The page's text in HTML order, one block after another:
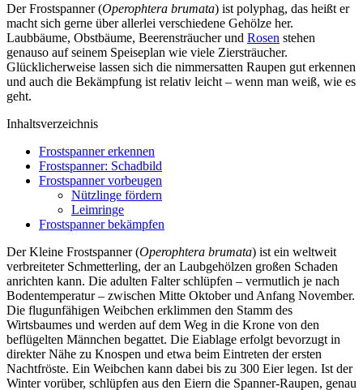
Der Frostspanner (Operophtera brumata) ist polyphag, das heißt er
macht sich gerne über allerlei verschiedene Gehölze her.
Laubbäume, Obstbäume, Beerensträucher und Rosen stehen
genauso auf seinem Speiseplan wie viele Ziersträucher.
Glücklicherweise lassen sich die nimmersatten Raupen gut erkennen
und auch die Bekämpfung ist relativ leicht – wenn man weiß, wie es
geht.
Inhaltsverzeichnis
Frostspanner erkennen
Frostspanner: Schadbild
Frostspanner vorbeugen
Nützlinge fördern
Leimringe
Frostspanner bekämpfen
Der Kleine Frostspanner (Operophtera brumata) ist ein weltweit
verbreiteter Schmetterling, der an Laubgehölzen großen Schaden
anrichten kann. Die adulten Falter schlüpfen – vermutlich je nach
Bodentemperatur – zwischen Mitte Oktober und Anfang November.
Die flugunfähigen Weibchen erklimmen den Stamm des
Wirtsbaumes und werden auf dem Weg in die Krone von den
beflügelten Männchen begattet. Die Eiablage erfolgt bevorzugt in
direkter Nähe zu Knospen und etwa beim Eintreten der ersten
Nachtfröste. Ein Weibchen kann dabei bis zu 300 Eier legen. Ist der
Winter vorüber, schlüpfen aus den Eiern die Spanner-Raupen, genau